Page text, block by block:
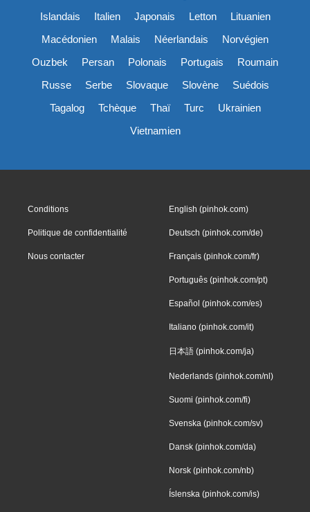
Islandais
Italien Japonais Letton
Lituanien
Macédonien
Malais Néerlandais
Norvégien
Ouzbek
Persan Polonais Portugais
Roumain
Russe
Serbe Slovaque Slovène
Suédois
Tagalog
Tchèque Thaï Turc
Ukrainien
Vietnamien
Conditions
Politique de confidentialité
Nous contacter
English (pinhok.com)
Deutsch (pinhok.com/de)
Français (pinhok.com/fr)
Português (pinhok.com/pt)
Español (pinhok.com/es)
Italiano (pinhok.com/it)
日本語 (pinhok.com/ja)
Nederlands (pinhok.com/nl)
Suomi (pinhok.com/fi)
Svenska (pinhok.com/sv)
Dansk (pinhok.com/da)
Norsk (pinhok.com/nb)
Íslenska (pinhok.com/is)